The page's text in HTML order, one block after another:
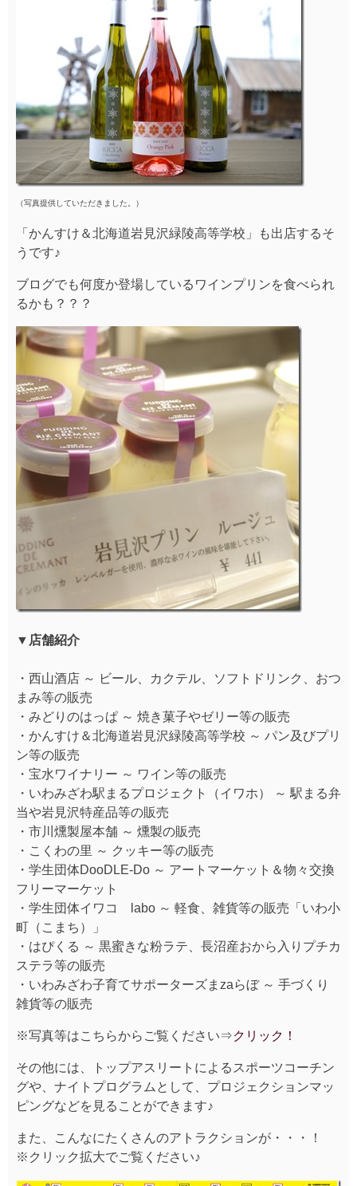
（写真提供していただきました。）
「かんすけ＆北海道岩見沢緑陵高等学校」も出店するそ
うです♪
ブログでも何度か登場しているワインプリンを食べられ
るかも？？？
▼店舗紹介
・西山酒店 ～ ビール、カクテル、ソフトドリンク、おつ
まみ等の販売
・みどりのはっぱ ～ 焼き菓子やゼリー等の販売
・かんすけ＆北海道岩見沢緑陵高等学校 ～ パン及びプリ
ン等の販売
・宝水ワイナリー ～ ワイン等の販売
・いわみざわ駅まるプロジェクト（イワホ） ～ 駅まる弁
当や岩見沢特産品等の販売
・市川燻製屋本舗 ～ 燻製の販売
・こくわの里 ～ クッキー等の販売
・学生団体DooDLE-Do ～ アートマーケット＆物々交換
フリーマーケット
・学生団体イワコ labo ～ 軽食、雑貨等の販売「いわ小
町（こまち）」
・はぴくる ～ 黒蜜きな粉ラテ、長沼産おから入りプチカ
ステラ等の販売
・いわみざわ子育てサポーターズまzaらぼ ～ 手づくり
雑貨等の販売
※写真等はこちらからご覧ください⇒クリック！
その他には、トップアスリートによるスポーツコーチン
グや、ナイトプログラムとして、プロジェクションマッ
ピングなどを見ることができます♪
また、こんなにたくさんのアトラクションが・・・！
※クリック拡大でご覧ください♪